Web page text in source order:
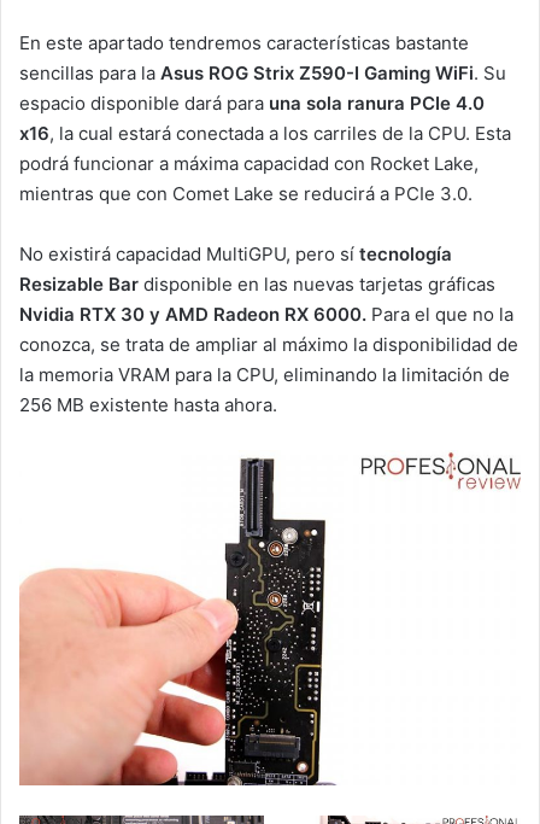
En este apartado tendremos características bastante
sencillas para la Asus ROG Strix Z590-I Gaming WiFi. Su
espacio disponible dará para una sola ranura PCIe 4.0
x16, la cual estará conectada a los carriles de la CPU. Esta
podrá funcionar a máxima capacidad con Rocket Lake,
mientras que con Comet Lake se reducirá a PCIe 3.0.
No existirá capacidad MultiGPU, pero sí tecnología
Resizable Bar disponible en las nuevas tarjetas gráficas
Nvidia RTX 30 y AMD Radeon RX 6000. Para el que no la
conozca, se trata de ampliar al máximo la disponibilidad de
la memoria VRAM para la CPU, eliminando la limitación de
256 MB existente hasta ahora.